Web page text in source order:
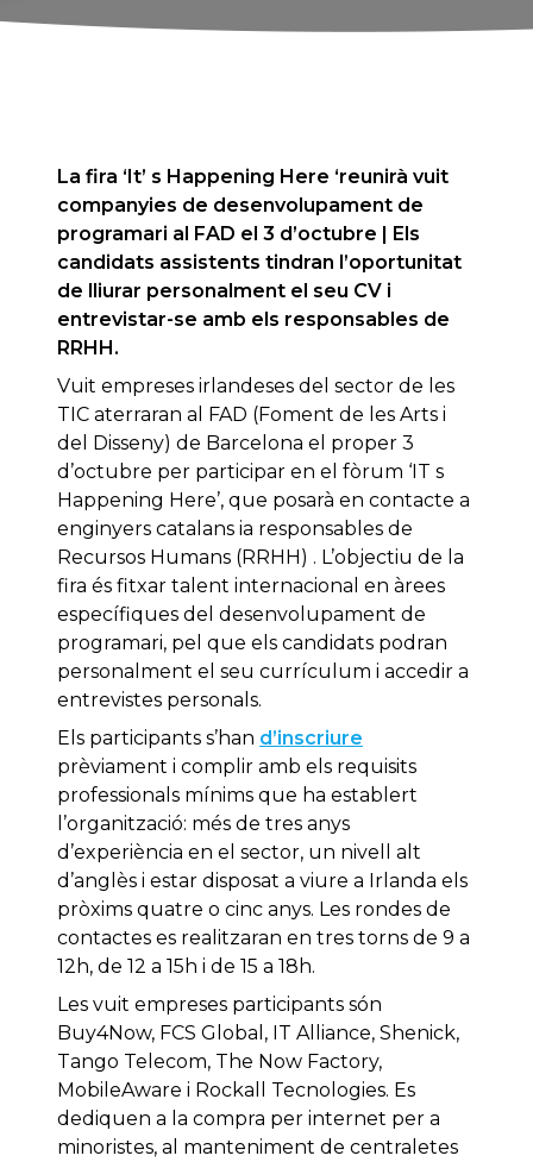
La fira ‘It’ s Happening Here ‘reunirà vuit
companyies de desenvolupament de
programari al FAD el 3 d’octubre | Els
candidats assistents tindran l’oportunitat
de lliurar personalment el seu CV i
entrevistar-se amb els responsables de
RRHH.
Vuit empreses irlandeses del sector de les
TIC aterraran al FAD (Foment de les Arts i
del Dis­seny) de Barcelona el proper 3
d’octubre per participar en el fòrum ‘IT s
Happening Here’, que posarà en contacte a
enginyers catalans ia responsables de
Recursos Humans (RRHH) . L’objectiu de la
fira és fitxar talent internacional en àrees
específiques del desenvolupament de
programari, pel que els candidats podran
personalment el seu currículum i accedir a
entrevistes personals.
Els participants s’han d’inscriure
prèviament i complir amb els requisits
professionals mínims que ha establert
l’organització: més de tres anys
d’experiència en el sector, un nivell
alt
d’anglès i estar disposat a viure a Irlanda els
pròxims quatre o cinc anys. Les rondes de
contactes es realitzaran en tres torns de 9 a
12h, de 12 a 15h i de 15 a 18h.
Les vuit empreses participants són
Buy4Now, FCS Global , IT Alliance, Shenick,
Tango Telecom, The Now Factory,
MobileAware i Rockall Tecnologies. Es
dediquen a la compra per internet per a
minoristes, al manteniment de centraletes